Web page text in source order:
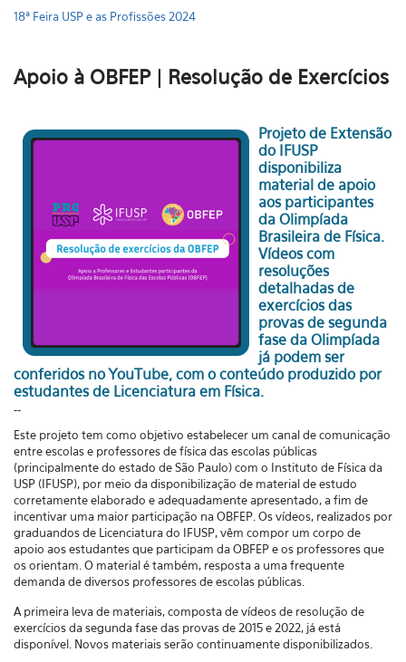
18ª Feira USP e as Profissões 2024
Apoio à OBFEP | Resolução de Exercícios
Projeto de Extensão
do IFUSP
disponibiliza
material de apoio
aos participantes
da Olimpíada
Brasileira de Física.
Vídeos com
resoluções
detalhadas de
exercícios das
provas de segunda
fase da Olimpíada
já podem ser
conferidos no YouTube, com o conteúdo produzido por
estudantes de Licenciatura em Física.
--
Este projeto tem como objetivo estabelecer um canal de comunicação
entre escolas e professores de física das escolas públicas
(principalmente do estado de São Paulo) com o Instituto de Física da
USP (IFUSP), por meio da disponibilização de material de estudo
corretamente elaborado e adequadamente apresentado, a fim de
incentivar uma maior participação na OBFEP. Os vídeos, realizados por
graduandos de Licenciatura do IFUSP, vêm compor um corpo de
apoio aos estudantes que participam da OBFEP e os professores que
os orientam. O material é também, resposta a uma frequente
demanda de diversos professores de escolas públicas.
A primeira leva de materiais, composta de vídeos de resolução de
exercícios da segunda fase das provas de 2015 e 2022, já está
disponível. Novos materiais serão continuamente disponibilizados.